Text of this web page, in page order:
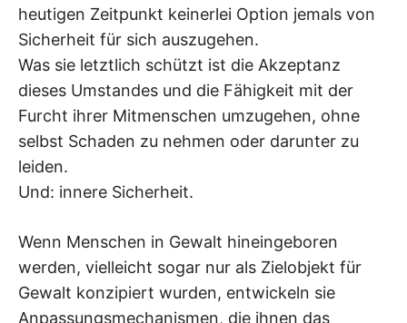
heutigen Zeitpunkt keinerlei Option jemals von
Sicherheit für sich auszugehen.
Was sie letztlich schützt ist die Akzeptanz
dieses Umstandes und die Fähigkeit mit der
Furcht ihrer Mitmenschen umzugehen, ohne
selbst Schaden zu nehmen oder darunter zu
leiden.
Und: innere Sicherheit.
Wenn Menschen in Gewalt hineingeboren
werden, vielleicht sogar nur als Zielobjekt für
Gewalt konzipiert wurden, entwickeln sie
Anpassungsmechanismen, die ihnen das